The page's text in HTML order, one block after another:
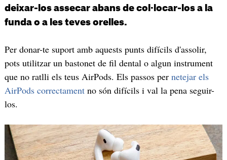
deixar-los assecar abans de col·locar-los a la
funda o a les teves orelles.
Per donar-te suport amb aquests punts difícils d'assolir,
pots utilitzar un bastonet de fil dental o algun instrument
que no ratlli els teus AirPods. Els passos per netejar els
AirPods correctamentno són difícils i val la pena seguir-
los.